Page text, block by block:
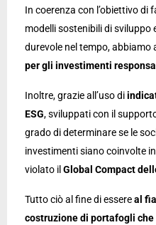
In coerenza con l’obiettivo di
modelli sostenibili di sviluppo
durevole nel tempo, abbiamo
per gli investimenti
Inoltre, grazie all’uso di
ESG, sviluppati con il
grado di determinare se le
investimenti siano coinvolte
violato il Global Compact
Tutto ciò al fine di essereal
costruzione di portafogli